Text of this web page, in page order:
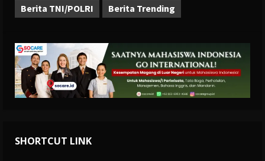
Berita TNI/POLRI
Berita Trending
SHORTCUT LINK